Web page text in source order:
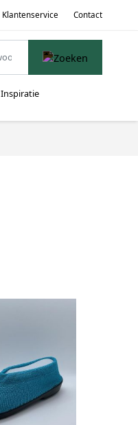
Klantenservice Contact
Inspiratie